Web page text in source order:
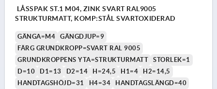
LÅSSPAK ST.1 M04, ZINK SVART RAL9005
STRUKTURMATT, KOMP:STÅL SVARTOXIDERAD
GÄNGA=M4
GÄNGDJUP=9
FÄRG GRUNDKROPP=SVART RAL 9005
GRUNDKROPPENS YTA=STRUKTURMATT
STORLEK=1
D=10
D1=13 D2=14 H=24,5 H1=4
H2=14,5
HANDTAGSHÖJD=31
H4=34
HANDTAGSLÄNGD=40